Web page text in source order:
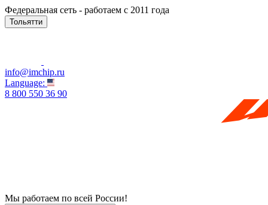
Федеральная сеть - работаем с 2011 года
Тольятти
info@imchip.ru
Language:
8 800 550 36 90
Мы работаем по всей России!